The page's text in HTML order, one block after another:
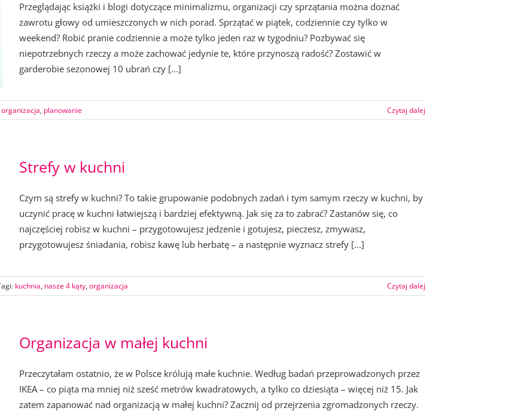
Przeglądając książki i blogi dotyczące minimalizmu, organizacji czy sprzątania można doznać
zawrotu głowy od umieszczonych w nich porad. Sprzątać w piątek, codziennie czy tylko w
weekend? Robić pranie codziennie a może tylko jeden raz w tygodniu? Pozbywać się
niepotrzebnych rzeczy a może zachować jedynie te, które przynoszą radość? Zostawić w
garderobie sezonowej 10 ubrań czy [...]
organizacja, planowanie Czytaj dalej
Strefy w kuchni
Czym są strefy w kuchni? To takie grupowanie podobnych zadań i tym samym rzeczy w kuchni, by
uczynić pracę w kuchni łatwiejszą i bardziej efektywną. Jak się za to zabrać? Zastanów się, co
najczęściej robisz w kuchni – przygotowujesz jedzenie i gotujesz, pieczesz, zmywasz,
przygotowujesz śniadania, robisz kawę lub herbatę – a następnie wyznacz strefy [...]
kuchnia, nasze 4 kąty, organizacja Czytaj dalej
Organizacja w małej kuchni
Przeczytałam ostatnio, że w Polsce królują małe kuchnie. Według badań przeprowadzonych przez
IKEA – co piąta ma mniej niż sześć metrów kwadratowych, a tylko co dziesiąta – więcej niż 15. Jak
zatem zapanować nad organizacją w małej kuchni? Zacznij od przejrzenia zgromadzonych rzeczy.